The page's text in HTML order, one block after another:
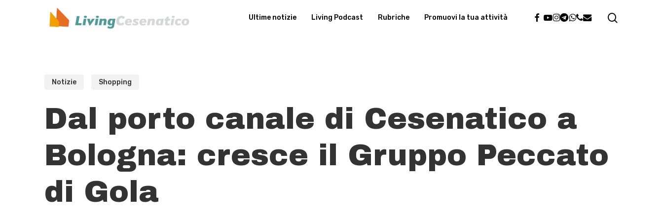
Ultime notizie Living Podcast Rubriche Promuovi la tua attività facebook
youtube
instagram
telegram
whatsapp
phone
email
Notizie Shopping
Dal porto canale di Cesenatico a
Bologna: cresce il Gruppo Peccato
di Gola